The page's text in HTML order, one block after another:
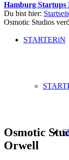
STARTERiN
Hamburg Startups
Du bist hier:
Osmotic Studios
Osmotic
Orwell